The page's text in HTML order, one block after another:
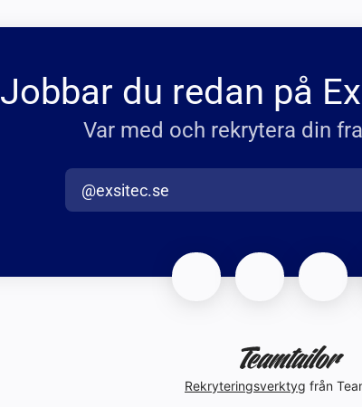
Jobbar du redan på
Var med och rekrytera din
@exsitec.se
Rekryteringsverktyg från